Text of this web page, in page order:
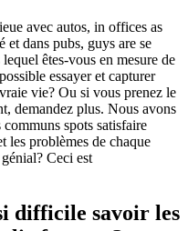
avec autos, in offices as
et dans pubs, guys are se
êtes-vous en mesure de
essayer et capturer
vie? Ou si vous prenez le
demandez plus. Nous avons
spots satisfaire
les problèmes de chaque
Ceci est
difficile savoir les